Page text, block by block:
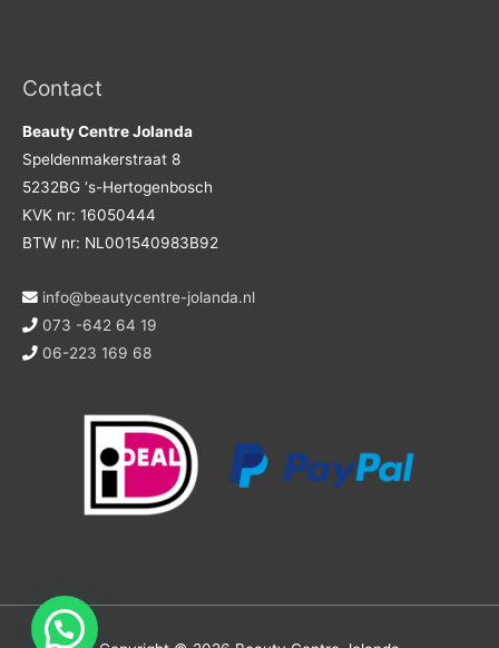
Contact
Beauty Centre Jolanda
Speldenmakerstraat 8
5232BG ‘s-Hertogenbosch
KVK nr: 16050444
BTW nr: NL001540983B92
info@beautycentre-jolanda.nl
073 -642 64 19
06-223 169 68